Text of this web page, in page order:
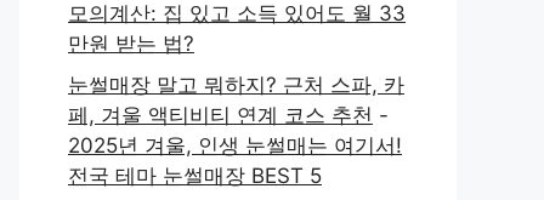
모의계산: 집 있고 소득 있어도 월 33
만원 받는 법?
눈썰매장 말고 뭐하지? 근처 스파, 카
페, 겨울 액티비티 연계 코스 추천 -
2025년 겨울, 인생 눈썰매는 여기서!
전국 테마 눈썰매장 BEST 5